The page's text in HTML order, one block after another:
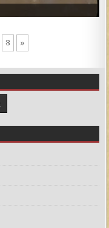
3 »